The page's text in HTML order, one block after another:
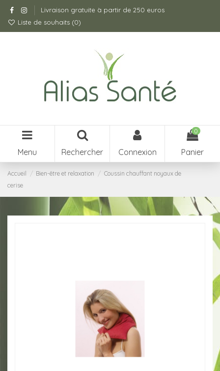
Livraison gratuite à partir de 250 euros
Liste de souhaits (0)
Menu Rechercher Connexion
0
Panier
Accueil Bien-être et relaxation
Coussin chauffant noyaux de
cerise